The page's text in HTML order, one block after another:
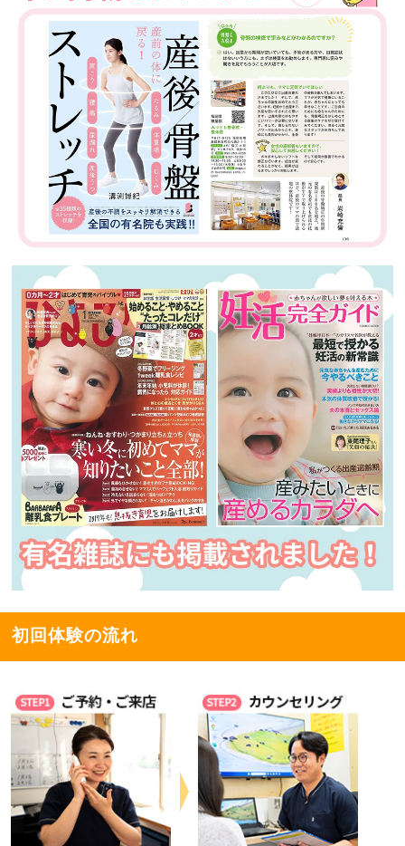
初回体験の流れ